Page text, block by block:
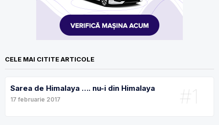
CELE MAI CITITE ARTICOLE
#1
Sarea de Himalaya …. nu-i din Himalaya
17 februarie 2017